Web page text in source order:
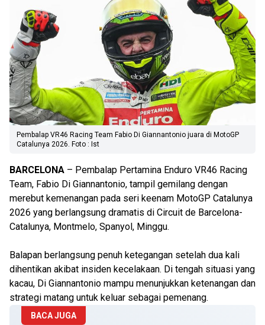
Pembalap VR46 Racing Team Fabio Di Giannantonio juara di MotoGP
Catalunya 2026. Foto : Ist
BARCELONA – Pembalap Pertamina Enduro VR46 Racing
Team, Fabio Di Giannantonio, tampil gemilang dengan
merebut kemenangan pada seri keenam MotoGP Catalunya
2026 yang berlangsung dramatis di Circuit de Barcelona-
Catalunya, Montmelo, Spanyol, Minggu.
Balapan berlangsung penuh ketegangan setelah dua kali
dihentikan akibat insiden kecelakaan. Di tengah situasi yang
kacau, Di Giannantonio mampu menunjukkan ketenangan dan
strategi matang untuk keluar sebagai pemenang.
BACA JUGA